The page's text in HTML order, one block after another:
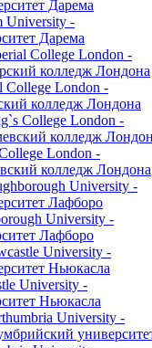
University -
Дарема
College London -
колледж Лондона
London -
колледж Лондона
University -
Лафборо
University -
Ньюкасла